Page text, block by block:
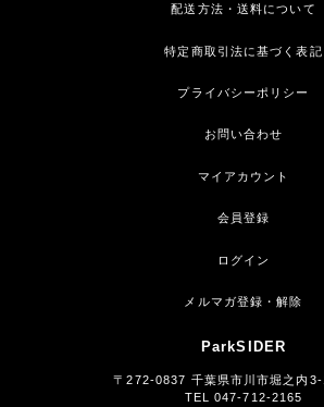
配送方法・送料について
特定商取引法に基づく表記
プライバシーポリシー
お問い合わせ
マイアカウント
会員登録
ログイン
メルマガ登録・解除
ParkSIDER
〒272-0837 千葉県市川市堀之内
TEL 047-712-2165